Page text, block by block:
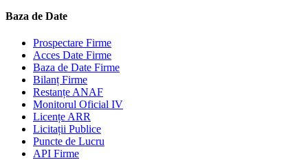
Baza de Date
Prospectare Firme
Acces Date Firme
Baza de Date Firme
Bilanț Firme
Restanțe ANAF
Monitorul Oficial IV
Licențe ARR
Licitații Publice
Puncte de Lucru
API Firme